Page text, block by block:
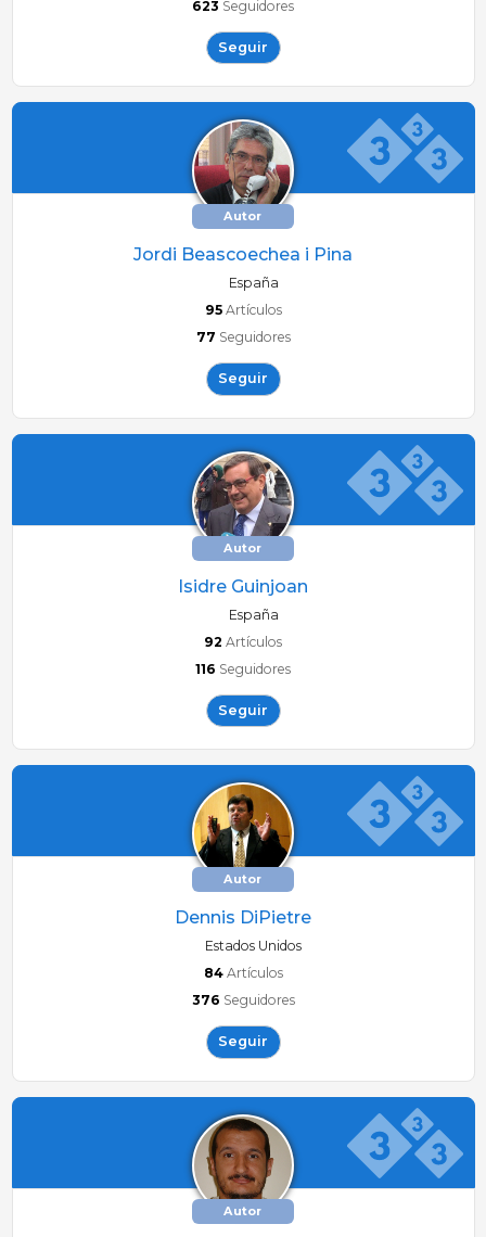
623 Seguidores
Seguir
Autor
Jordi Beascoechea i Pina
España
95 Artículos
77 Seguidores
Seguir
Autor
Isidre Guinjoan
España
92 Artículos
116 Seguidores
Seguir
Autor
Dennis DiPietre
Estados Unidos
84 Artículos
376 Seguidores
Seguir
Autor